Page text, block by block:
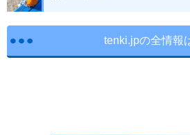
tenki.jpの全情報